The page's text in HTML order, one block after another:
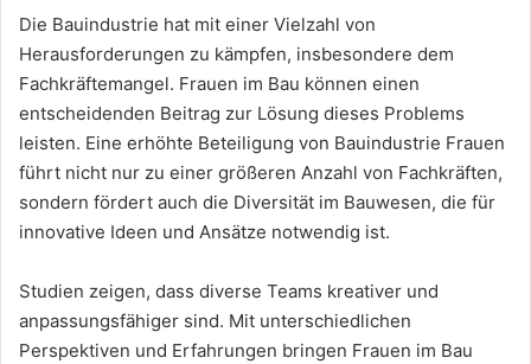
Die Bauindustrie hat mit einer Vielzahl von
Herausforderungen zu kämpfen, insbesondere dem
Fachkräftemangel. Frauen im Bau können einen
entscheidenden Beitrag zur Lösung dieses Problems
leisten. Eine erhöhte Beteiligung von Bauindustrie Frauen
führt nicht nur zu einer größeren Anzahl von Fachkräften,
sondern fördert auch die Diversität im Bauwesen, die für
innovative Ideen und Ansätze notwendig ist.
Studien zeigen, dass diverse Teams kreativer und
anpassungsfähiger sind. Mit unterschiedlichen
Perspektiven und Erfahrungen bringen Frauen im Bau